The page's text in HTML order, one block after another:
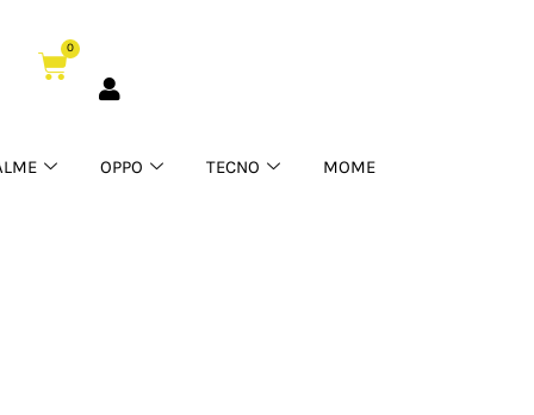
0
Cart
OPPO TECNO MOME